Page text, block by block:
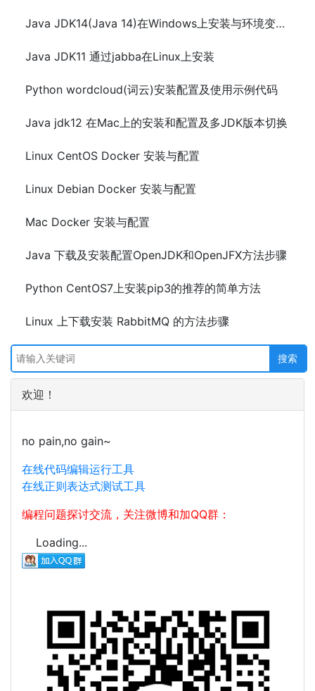
Java JDK14(Java 14)在Windows上安装与环境变量配置
Java JDK11 通过jabba在Linux上安装
Python wordcloud(词云)安装配置及使用示例代码
Java jdk12 在Mac上的安装和配置及多JDK版本切换
Linux CentOS Docker 安装与配置
Linux Debian Docker 安装与配置
Mac Docker 安装与配置
Java 下载及安装配置OpenJDK和OpenJFX方法步骤
Python CentOS7上安装pip3的推荐的简单方法
Linux 上下载安装 RabbitMQ 的方法步骤
欢迎！
no pain,no gain~
在线代码编辑运行工具
在线正则表达式测试工具
编程问题探讨交流，关注微博和加QQ群：
Loading...